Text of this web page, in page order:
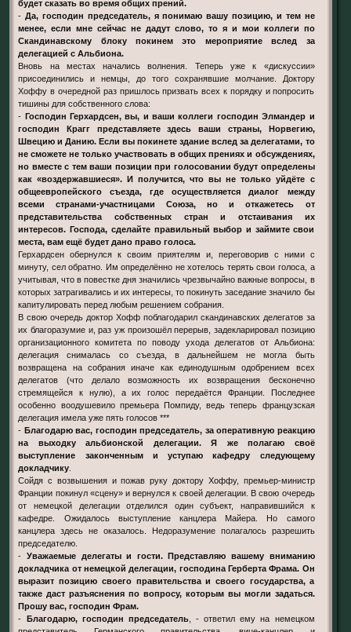
будет сказать во время общих прений.
-Да, господин председатель, я понимаю вашу позицию, и тем не
менее, если мне сейчас не дадут слово, то я и мои коллеги по
Скандинавскому блоку покинем это мероприятие вслед за
делегацией с Альбиона.
Вновь на местах начались волнения. Теперь уже к «дискуссии»
присоединились и немцы, до того сохранявшие молчание. Доктору
Хоффу в очередной раз пришлось призвать всех к порядку и попросить
тишины для собственного слова:
- Господин Герхардсен, вы, и ваши коллеги господин Элмандер и
господин Крагг представляете здесь ваши страны, Норвегию,
Швецию и Данию. Если вы покинете здание вслед за делегатами, то
не сможете не только участвовать в общих прениях и обсуждениях,
но вместе с тем ваши позиции при голосовании будут определены
как «воздержавшиеся». И получится, что вы не только уйдёте с
общеевропейского съезда, где осуществляется диалог между
всеми странами-участницами Союза, но и откажетесь от
представительства собственных стран и отстаивания их
интересов. Господа, сделайте правильный выбор и займите свои
места, вам ещё будет дано право голоса.
Герхардсен обернулся к своим приятелям и, переговорив с ними с
минуту, сел обратно. Им определённо не хотелось терять свои голоса, а
учитывая, что в повестке дня значились чрезвычайно важные вопросы, в
которых затрагивались и их интересы, то покинуть заседание значило бы
капитулировать перед любым решением собрания.
В свою очередь доктор Хофф поблагодарил скандинавских делегатов за
их благоразумие и, раз уж произошёл перерыв, задекларировал позицию
организационного комитета по поводу ухода делегатов от Альбиона:
делегация снималась со съезда, в дальнейшем не могла быть
возвращена на собрания иначе как единодушным одобрением всех
делегатов (что делало возможность их возвращения бесконечно
стремящейся к нулю), а их голос передаётся Франции. Последнее
особенно воодушевило премьера Помпиду, ведь теперь французская
делегация имела уже пять голосов ***
- Благодарю вас, господин председатель, за оперативную реакцию
на выходку альбионской делегации. Я же полагаю своё
выступление законченным и уступаю кафедру следующему
докладчику
Сойдя с возвышения и пожав руку доктору Хоффу, премьер-министр
Франции покинул «сцену» и вернулся к своей делегации. В свою очередь
от немецкой делегации отделился один субъект, направившийся к
кафедре. Ожидалось выступление канцлера Майера. Но самого
канцлера здесь не оказалось. Недоразумение полагалось разрешить
председателю.
- Уважаемые делегаты и гости. Представляю вашему вниманию
докладчика от немецкой делегации, господина Герберта Фрама. Он
выразит позицию своего правительства и своего государства, а
также даст разъяснения по вопросу, которым вы могли задаться.
Прошу вас, господин Фрам.
- Благодарю, господин председатель, - ответил ему на немецком